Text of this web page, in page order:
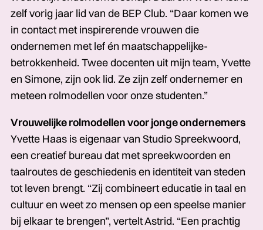
zelf vorig jaar lid van de BEP Club. “Daar komen we
in contact met inspirerende vrouwen die
ondernemen met lef én maat­schappelijke­­­
betrokkenheid. Twee docenten uit mijn team, Yvette
en Simone,­­­ zijn ook lid. Ze zijn zelf ondernemer­­­ en
meteen rolmodellen voor onze studenten.”
Vrouwelijke rolmodellen voor jonge ondernemers
Yvette Haas is eigenaar van Studio Spreekwoord,
een creatief bureau dat met spreekwoorden en
taalroutes de geschiedenis en identiteit van steden
tot leven brengt. “Zij combineert educatie­­­ in taal en
cultuur en weet zo mensen op een speelse manier
bij elkaar te brengen”, vertelt Astrid. “Een prachtig